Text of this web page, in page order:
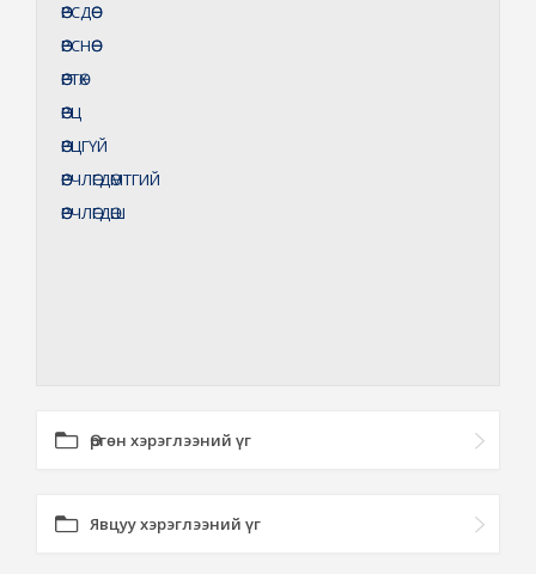
ӨӨРСДӨӨ
ӨӨРСНӨӨ
ӨӨРТӨХ
ӨӨРЦ
ӨӨРЦГҮЙ
ӨӨРЧЛӨГДӨМТГИЙ
ӨӨРЧЛӨГДӨШ
Өргөн хэрэглээний үг
Явцуу хэрэглээний үг